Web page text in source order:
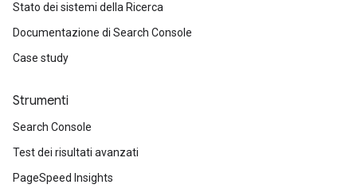
Stato dei sistemi della Ricerca
Documentazione di Search Console
Case study
Strumenti
Search Console
Test dei risultati avanzati
PageSpeed Insights